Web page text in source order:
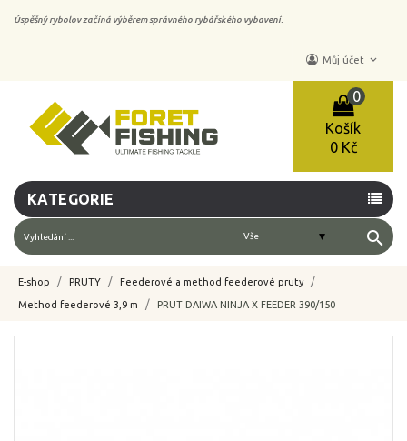
Úspěšný rybolov začíná výběrem správného rybářského vybavení.
Můj účet keyboard_arrow_down
Košík
0
0 Kč
KATEGORIE
search
E-shop PRUTY Feederové a method feederové pruty
Method feederové 3,9 m PRUT DAIWA NINJA X FEEDER 390/150